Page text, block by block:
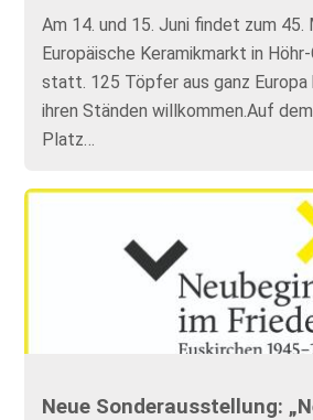
Am 14. und 15. Juni findet zum 45.
Europäische Keramikmarkt in
statt. 125 Töpfer aus ganz Europa
ihren Ständen willkommen.Auf
Platz…
Neue Sonderausstellung: